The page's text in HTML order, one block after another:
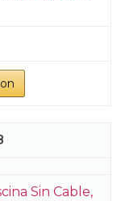
Sin Cable,